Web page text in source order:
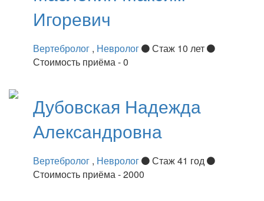
Игоревич
Вертебролог , Невролог
Стаж 10 лет
Стоимость приёма - 0
Дубовская Надежда
Александровна
Вертебролог , Невролог
Стаж 41 год
Стоимость приёма - 2000